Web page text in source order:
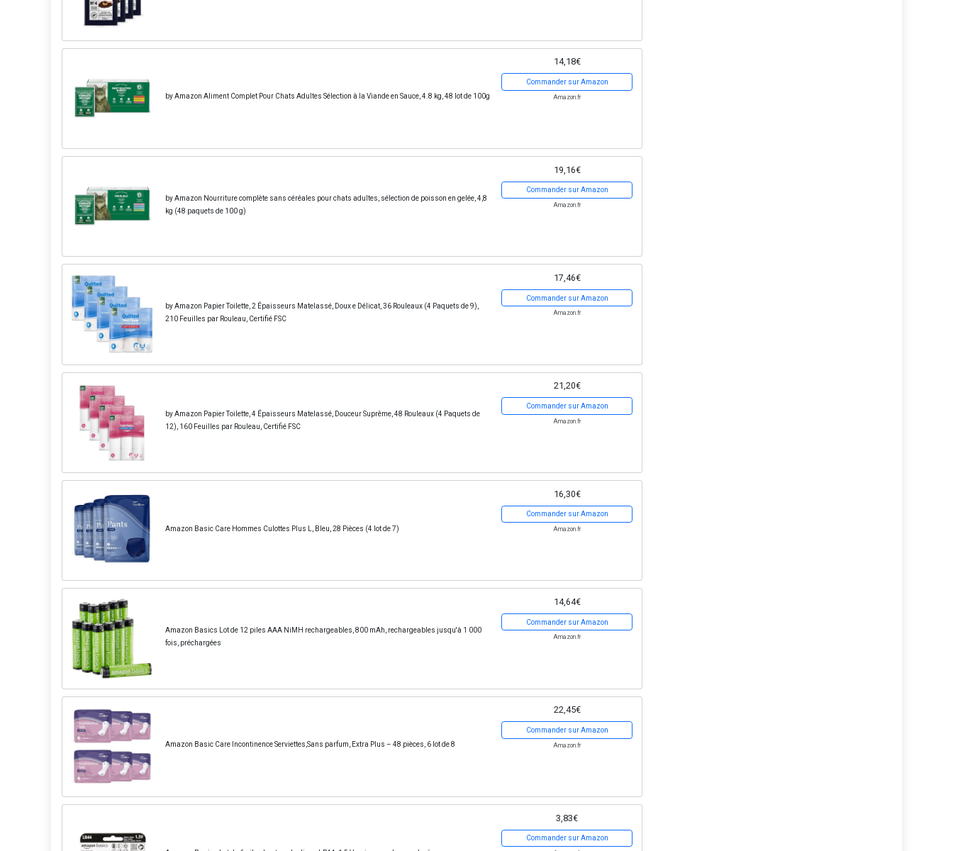
by Amazon Aliment Complet Pour Chats Adultes Sélection à la Viande en Sauce, 4.8 kg, 48 lot de 100g
14,18€
Commander sur Amazon
Amazon.fr
by Amazon Nourriture complète sans céréales pour chats adultes, sélection de poisson en gelée, 4,8
kg (48 paquets de 100 g)
19,16€
Commander sur Amazon
Amazon.fr
by Amazon Papier Toilette, 2 Épaisseurs Matelassé, Doux e Délicat, 36 Rouleaux (4 Paquets de 9),
210 Feuilles par Rouleau, Certifié FSC
17,46€
Commander sur Amazon
Amazon.fr
by Amazon Papier Toilette, 4 Épaisseurs Matelassé, Douceur Suprême, 48 Rouleaux (4 Paquets de
12), 160 Feuilles par Rouleau, Certifié FSC
21,20€
Commander sur Amazon
Amazon.fr
Amazon Basic Care Hommes Culottes Plus L, Bleu, 28 Pièces (4 lot de 7)
16,30€
Commander sur Amazon
Amazon.fr
Amazon Basics Lot de 12 piles AAA NiMH rechargeables, 800 mAh, rechargeables jusqu'à 1 000
fois, préchargées
14,64€
Commander sur Amazon
Amazon.fr
Amazon Basic Care Incontinence Serviettes,Sans parfum, Extra Plus – 48 pièces, 6 lot de 8
22,45€
Commander sur Amazon
Amazon.fr
3,83€
Commander sur Amazon